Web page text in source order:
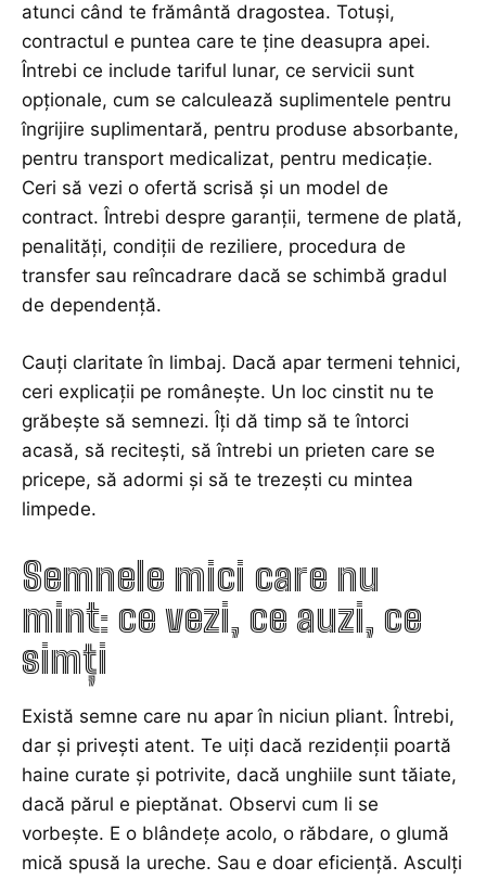
atunci când te frământă dragostea. Totuși,
contractul e puntea care te ține deasupra apei.
Întrebi ce include tariful lunar, ce servicii sunt
opționale, cum se calculează suplimentele pentru
îngrijire suplimentară, pentru produse absorbante,
pentru transport medicalizat, pentru medicație.
Ceri să vezi o ofertă scrisă și un model de
contract. Întrebi despre garanții, termene de plată,
penalități, condiții de reziliere, procedura de
transfer sau reîncadrare dacă se schimbă gradul
de dependență.
Cauți claritate în limbaj. Dacă apar termeni tehnici,
ceri explicații pe românește. Un loc cinstit nu te
grăbește să semnezi. Îți dă timp să te întorci
acasă, să recitești, să întrebi un prieten care se
pricepe, să adormi și să te trezești cu mintea
limpede.
Semnele mici care nu
mint: ce vezi, ce auzi, ce
simți
Există semne care nu apar în niciun pliant. Întrebi,
dar și privești atent. Te uiți dacă rezidenții poartă
haine curate și potrivite, dacă unghiile sunt tăiate,
dacă părul e pieptănat. Observi cum li se
vorbește. E o blândețe acolo, o răbdare, o glumă
mică spusă la ureche. Sau e doar eficiență. Asculți